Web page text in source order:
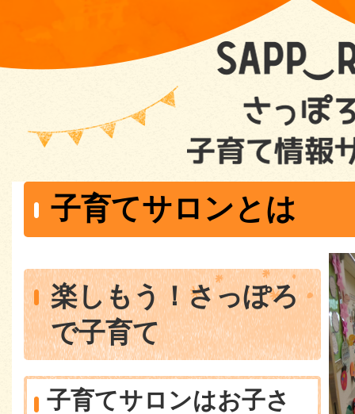
子育てサロンとは
楽しもう！さっぽろ
で子育て
子育てサロンはお子さ